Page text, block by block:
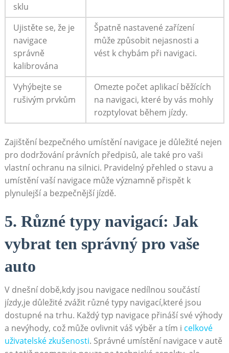
sklu
Ujistěte se, že je
⁤navigace
správně
kalibrována
Špatně nastavené zařízení
může způsobit nejasnosti a
vést k chybám při navigaci.
Vyhýbejte se
rušivým prvkům
Omezte počet aplikací běžících
na navigaci, které by vás mohly
rozptylovat během jízdy.
Zajištění bezpečného umístění navigace ⁤je důležité ⁢nejen
pro dodržování právních⁤ předpisů, ale také pro vaši
vlastní ochranu na silnici. Pravidelný přehled o stavu a
umístění vaší navigace může významně přispět k⁢
plynulejší a bezpečnější jízdě.
5. Různé typy navigací: Jak
vybrat ten správný pro vaše
auto
V dnešní době,kdy jsou navigace nedílnou součástí
jízdy,je⁢ důležité zvážit různé typy navigací,které jsou
dostupné na trhu. Každý typ‍ navigace přináší své výhody
a nevýhody, což může ovlivnit váš výběr a tím i celkové
uživatelské zkušenosti. Správné umístění navigace v autě